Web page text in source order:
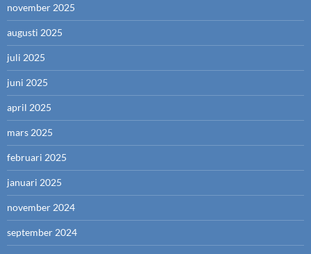
november 2025
augusti 2025
juli 2025
juni 2025
april 2025
mars 2025
februari 2025
januari 2025
november 2024
september 2024